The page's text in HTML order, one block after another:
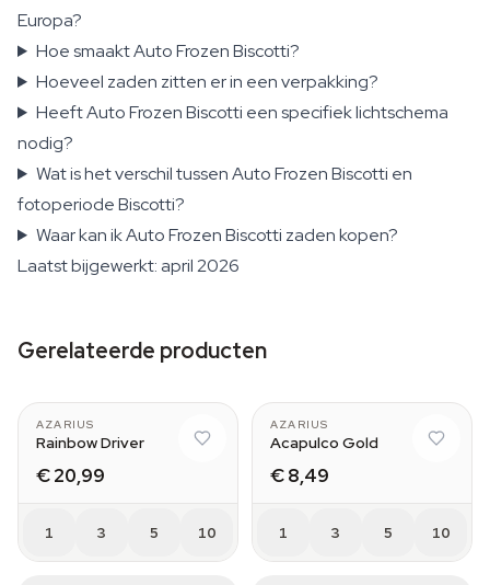
Europa?
Hoe smaakt Auto Frozen Biscotti?
Hoeveel zaden zitten er in een verpakking?
Heeft Auto Frozen Biscotti een specifiek lichtschema
nodig?
Wat is het verschil tussen Auto Frozen Biscotti en
fotoperiode Biscotti?
Waar kan ik Auto Frozen Biscotti zaden kopen?
Laatst bijgewerkt: april 2026
Gerelateerde producten
AZARIUS
Rainbow Driver
€ 20,99
1 3 5 10
AZARIUS
Acapulco Gold
€ 8,49
1 3 5 10